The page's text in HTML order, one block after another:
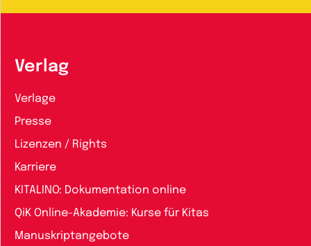
Verlag
Verlage
Presse
Lizenzen / Rights
Karriere
KITALINO: Dokumentation online
QiK Online-Akademie: Kurse für Kitas
Manuskriptangebote